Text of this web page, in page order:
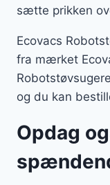
sætte prikken
Ecovacs
fra mærket
og du kan
Opdag